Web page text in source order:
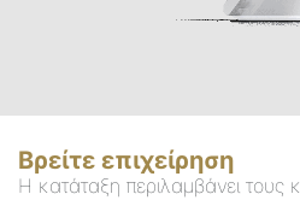
Βρείτε επιχείρηση
Η κατάταξη περιλαμβάνει τους